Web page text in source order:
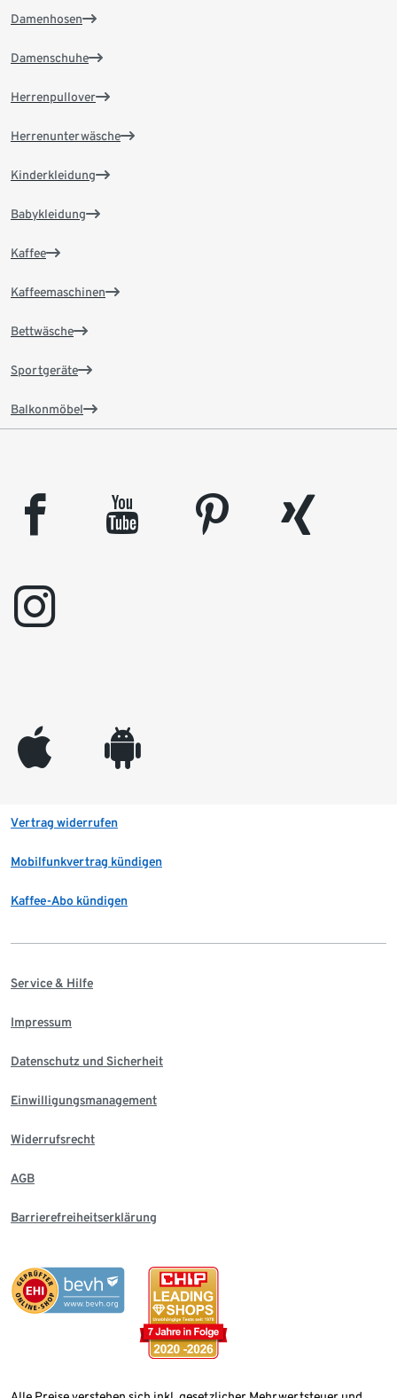
Damenhosen
Damenschuhe
Herrenpullover
Herrenunterwäsche
Kinderkleidung
Babykleidung
Kaffee
Kaffeemaschinen
Bettwäsche
Sportgeräte
Balkonmöbel
facebook youtube pinterest
xing
instagram
appleinc android
Vertrag widerrufen
Mobilfunkvertrag kündigen
Kaffee-Abo kündigen
Service & Hilfe
Impressum
Datenschutz und Sicherheit
Einwilligungsmanagement
Widerrufsrecht
AGB
Barrierefreiheitserklärung